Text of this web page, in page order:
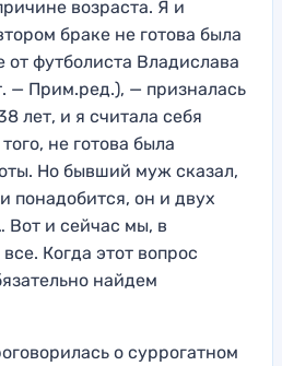
возраста. Я и
браке не готова была
футболиста Владислава
— Прим.ред.), — призналась
лет, и я считала себя
не готова была
Но бывший муж сказал,
понадобится, он и двух
Вот и сейчас мы, в
Когда этот вопрос
найдем
о суррогатном